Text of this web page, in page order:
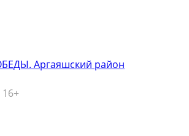
Аргаяшский район
16+